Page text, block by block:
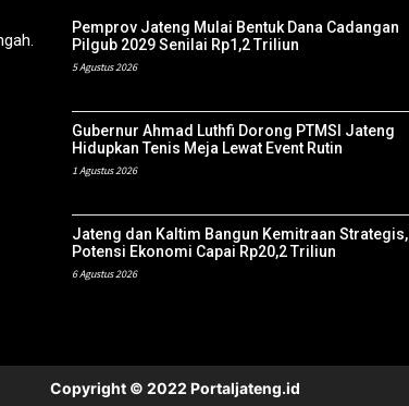
Pemprov Jateng Mulai Bentuk Dana Cadangan
Pilgub 2029 Senilai Rp1,2 Triliun
5 Agustus 2026
Gubernur Ahmad Luthfi Dorong PTMSI Jateng
Hidupkan Tenis Meja Lewat Event Rutin
1 Agustus 2026
Jateng dan Kaltim Bangun Kemitraan Strategis,
Potensi Ekonomi Capai Rp20,2 Triliun
6 Agustus 2026
Copyright © 2022 Portaljateng.id